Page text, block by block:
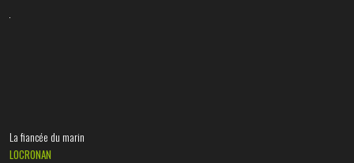
La fiancée du marin
LOCRONAN